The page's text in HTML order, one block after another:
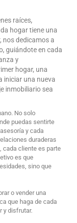
raíces,
hogar tiene una
nos dedicamos a
guiándote en cada
y
hogar, una
iniciar una nueva
inmobiliario sea
No solo
puedas sentirte
y cada
duraderas
cada cliente es parte
es que
sino que
o vender una
que haga de cada
y disfrutar.